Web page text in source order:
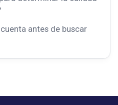
antes de buscar